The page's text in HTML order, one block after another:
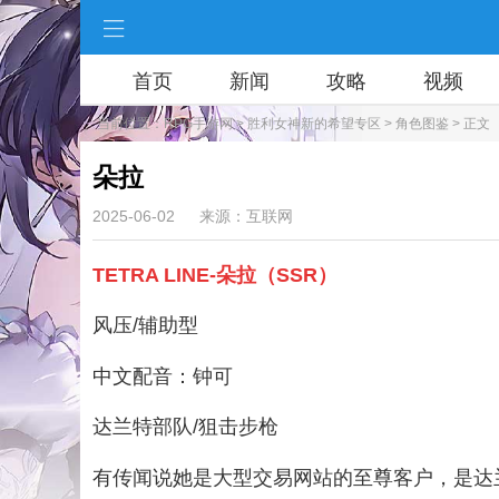
首页 新闻 攻略 视频
当前位置：RPG手游网>胜利女神新的希望专区 > 角色图鉴 > 正文
朵拉
2025-06-02 来源：互联网
TETRA LINE-朵拉（SSR）
风压/辅助型
中文配音：钟可
达兰特部队/狙击步枪
有传闻说她是大型交易网站的至尊客户，是